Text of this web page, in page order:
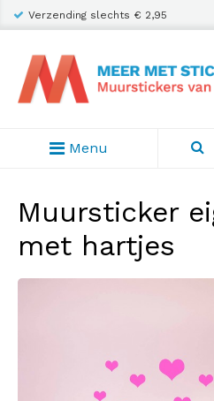
Verzending slechts € 2,95
Menu
Muursticker
met hartjes